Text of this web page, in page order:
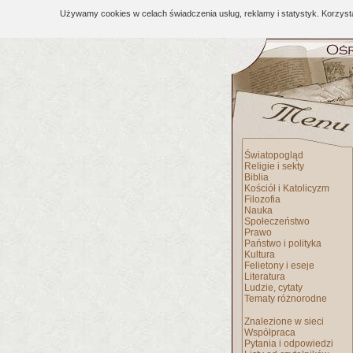
Używamy cookies w celach świadczenia usług, reklamy i statystyk.
Światopogląd
Religie i sekty
Biblia
Kościół i Katolicyzm
Filozofia
Nauka
Społeczeństwo
Prawo
Państwo i polityka
Kultura
Felietony i eseje
Literatura
Ludzie, cytaty
Tematy różnorodne
Znalezione w sieci
Współpraca
Pytania i odpowiedzi